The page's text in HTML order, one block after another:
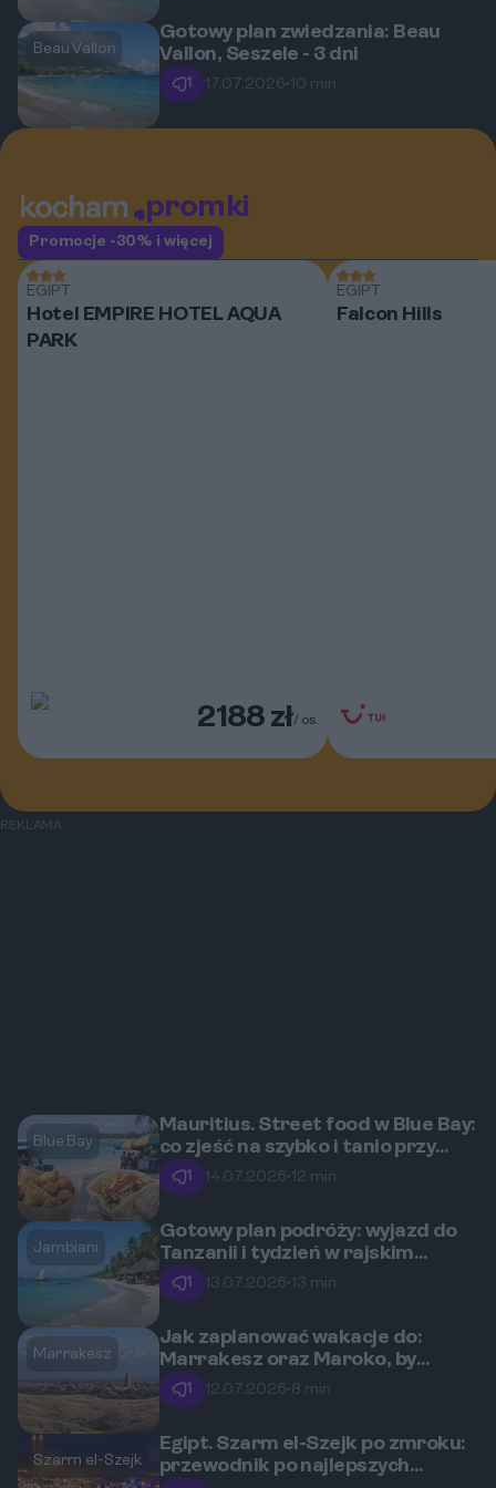
Beau Vallon
Gotowy plan zwiedzania: Beau
Vallon, Seszele - 3 dni
1 17.07.2026• 10 min
promki
Promocje -30% i więcej
EGIPT
Hotel EMPIRE HOTEL AQUA
PARK
2188 zł/ os.
EGIPT
Falcon Hills
REKLAMA
Blue Bay
Mauritius. Street food w Blue Bay:
co zjeść na szybko i tanio przy
plaży?
1 14.07.2026• 12 min
Jambiani
Gotowy plan podróży: wyjazd do
Tanzanii i tydzień w rajskim
Jambiani
1 13.07.2026• 13 min
Marrakesz
Jak zaplanować wakacje do:
Marrakesz oraz Maroko, by
zobaczyć też góry Atlas i pustynię
Agafay?
1 12.07.2026• 8 min
Szarm el-Szejk
Egipt. Szarm el-Szejk po zmroku:
przewodnik po najlepszych